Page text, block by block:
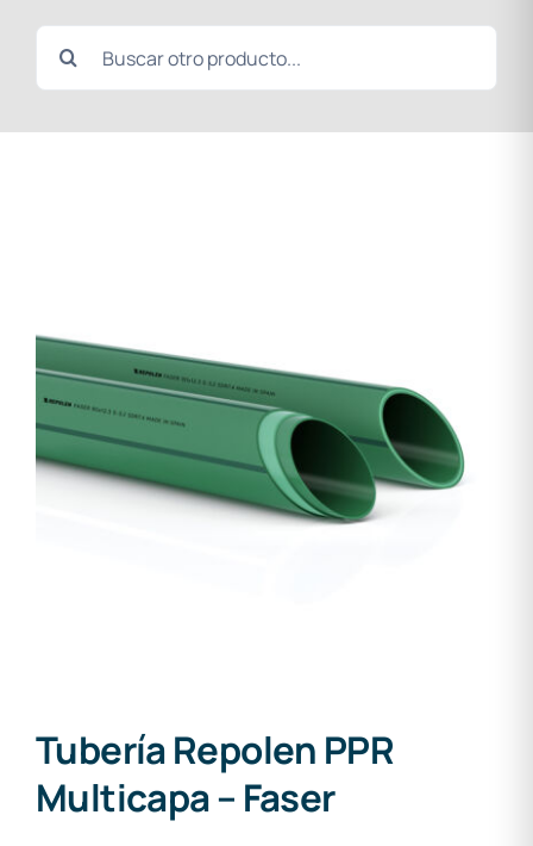
Buscar:
Tubería Repolen PPR
Multicapa – Faser